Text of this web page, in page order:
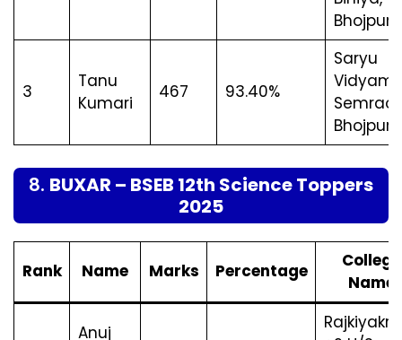
Bhojpur
3
Tanu
Kumari
467 93.40%
Saryu
Bhojpur
8. BUXAR – BSEB 12th Science Toppers
2025
Rank Name Marks Percentage
College
Name
Anuj
Rajkiyakrit